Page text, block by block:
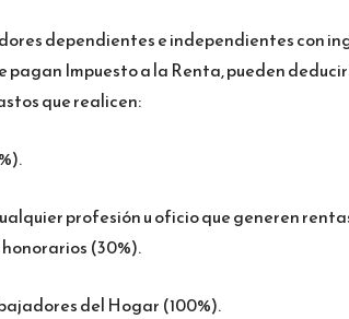
dependientes e independientes con
pagan Impuesto a la Renta, pueden
que realicen:
profesión u oficio que generen
(30%).
del Hogar (100%).